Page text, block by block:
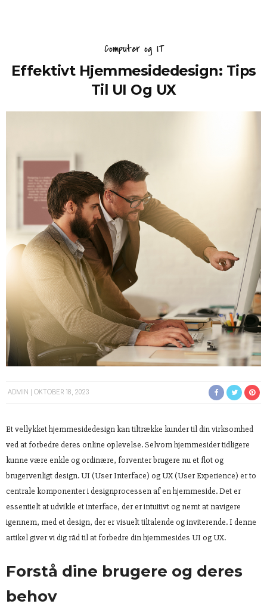
Computer og IT
Effektivt Hjemmesidedesign: Tips
Til UI Og UX
ADMIN OKTOBER 18, 2023
Et vellykket hjemmesidedesign kan tiltrække kunder til din virksomhed
ved at forbedre deres online oplevelse. Selvom hjemmesider tidligere
kunne være enkle og ordinære, forventer brugere nu et flot og
brugervenligt design. UI (User Interface) og UX (User Experience) er to
centrale komponenter i designprocessen af en hjemmeside. Det er
essentielt at udvikle et interface, der er intuitivt og nemt at navigere
igennem, med et design, der er visuelt tiltalende og inviterende. I denne
artikel giver vi dig råd til at forbedre din hjemmesides UI og UX.
Forstå dine brugere og deres
behov